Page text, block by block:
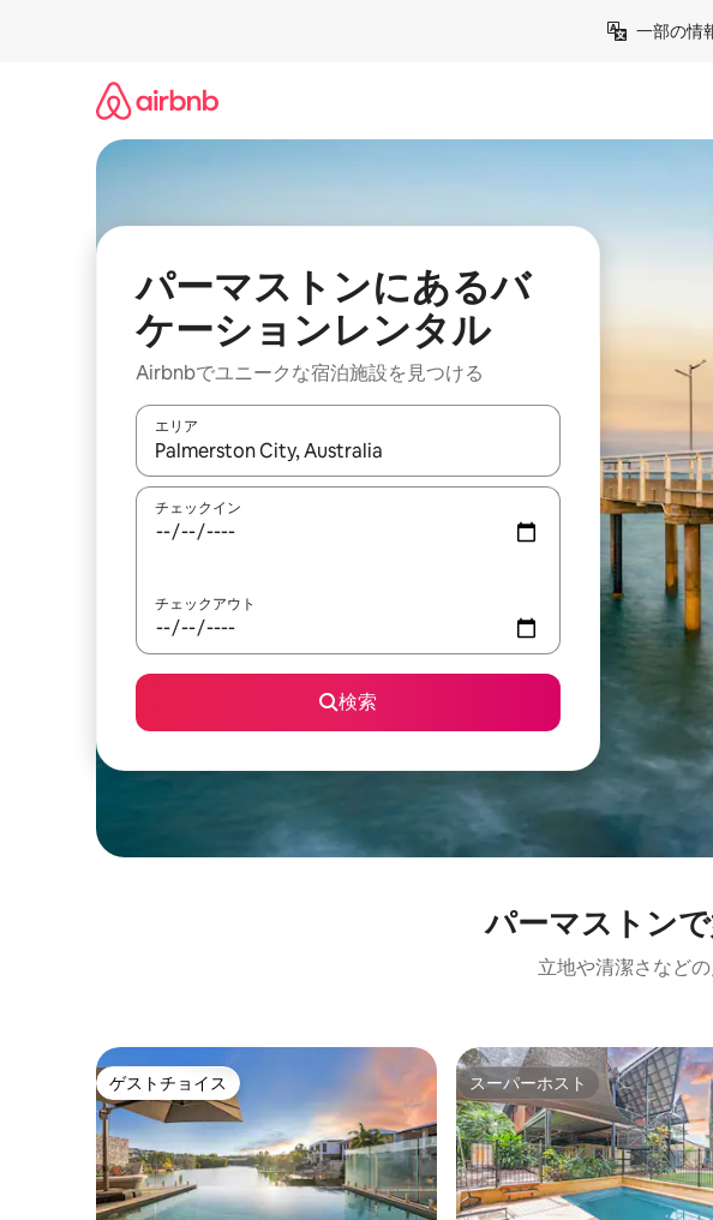
一部の情
パーマストンにあるバ
ケーションレンタル
Airbnbでユニークな宿泊施設を見つける
エリア
検索結果が表示されたら、上下の矢印キーを使って移動するか、画面を
チェックイン
チェックアウト
検索
パーマストン
立地や清潔さなど
ゲストチョイス
ゲストチョイス スーパーホスト
スーパーホスト